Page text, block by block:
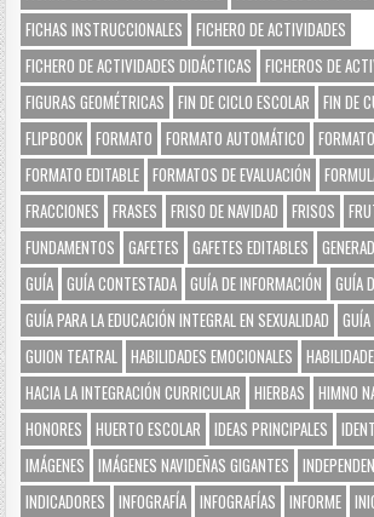
FICHAS INSTRUCCIONALES
FICHERO DE ACTIVIDADES
FICHERO DE ACTIVIDADES DIDÁCTICAS
FICHEROS DE
FIGURAS GEOMÉTRICAS
FIN DE CICLO ESCOLAR
FIN DE
FLIPBOOK FORMATO FORMATO AUTOMÁTICO
FORMATO EDITABLE FORMATOS DE EVALUACIÓN
FRACCIONES
FRASES FRISO DE NAVIDAD FRISOS
FUNDAMENTOS
GAFETES GAFETES EDITABLES
GUÍA GUÍA CONTESTADA GUÍA DE INFORMACIÓN
GUÍA
GUÍA PARA LA EDUCACIÓN INTEGRAL EN SEXUALIDAD
GUION TEATRAL
HABILIDADES EMOCIONALES
HACIA LA INTEGRACIÓN CURRICULAR
HIERBAS HIMNO
HONORES
HUERTO ESCOLAR IDEAS PRINCIPALES
IMÁGENES
IMÁGENES NAVIDEÑAS GIGANTES
INDICADORES
INFOGRAFÍA INFOGRAFÍAS INFORME